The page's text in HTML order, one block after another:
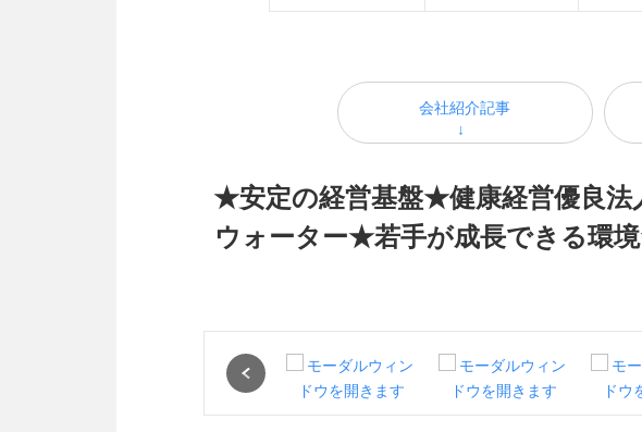
会社紹介記事
★安定の経営基盤★健康経営優良
ウォーター★若手が成長できる環